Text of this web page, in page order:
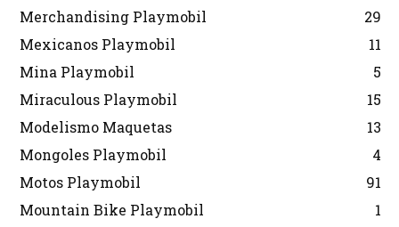
Merchandising Playmobil
29
Mexicanos Playmobil
11
Mina Playmobil
5
Miraculous Playmobil
15
Modelismo Maquetas
13
Mongoles Playmobil
4
Motos Playmobil
91
Mountain Bike Playmobil
1